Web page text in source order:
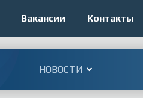
Вакансии Контакты
НОВОСТИ